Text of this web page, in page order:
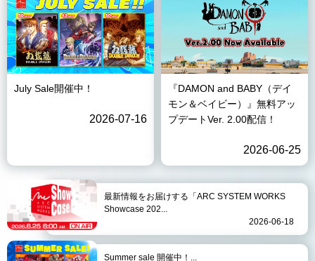
July Sale開催中！
2026-07-16
『DAMON and BABY（デイ
モン＆ベイビー）』無料アッ
プデートVer. 2.00配信！
2026-06-25
最新情報をお届けする「ARC SYSTEM WORKS
Showcase 202...
2026-06-18
Summer sale 開催中！...